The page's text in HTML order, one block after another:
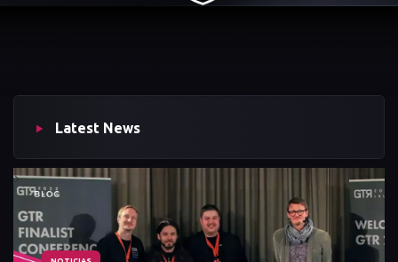
Latest News
>